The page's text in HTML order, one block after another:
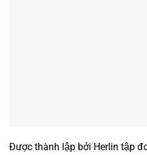
Được thành lập bởi Herlin tập